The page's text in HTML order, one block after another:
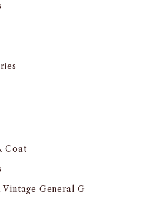
Coat
Vintage General G